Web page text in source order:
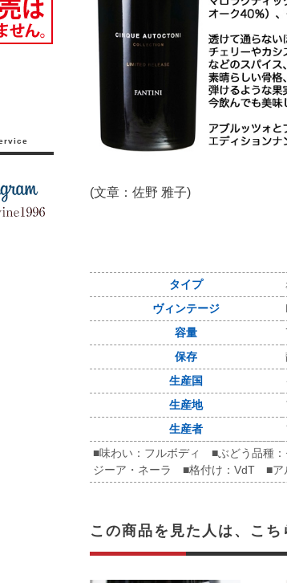
(文章：佐野 雅子)
タイプ
ヴィンテージ
容量
保存
生産国
生産地
生産者
■味わい：フルボディ ■ぶどう品種
ジーア・ネーラ ■格付け：VdT ■ア
この商品を見た人は、こ